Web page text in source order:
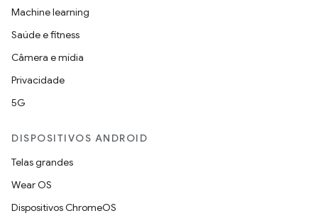
Machine learning
Saúde e fitness
Câmera e mídia
Privacidade
5G
DISPOSITIVOS ANDROID
Telas grandes
Wear OS
Dispositivos ChromeOS